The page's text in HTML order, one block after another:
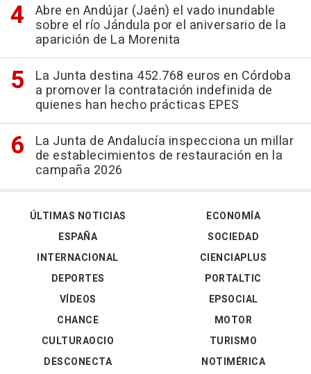
Abre en Andújar (Jaén) el vado inundable
sobre el río Jándula por el aniversario de la
aparición de La Morenita
La Junta destina 452.768 euros en Córdoba
a promover la contratación indefinida de
quienes han hecho prácticas EPES
La Junta de Andalucía inspecciona un millar
de establecimientos de restauración en la
campaña 2026
ÚLTIMAS NOTICIAS
ESPAÑA
INTERNACIONAL
DEPORTES
VÍDEOS
ECONOMÍA
SOCIEDAD
CIENCIAPLUS
PORTALTIC
EPSOCIAL
CHANCE
CULTURAOCIO
DESCONECTA
MOTOR
TURISMO
NOTIMÉRICA